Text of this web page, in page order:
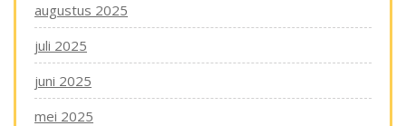
augustus 2025
juli 2025
juni 2025
mei 2025